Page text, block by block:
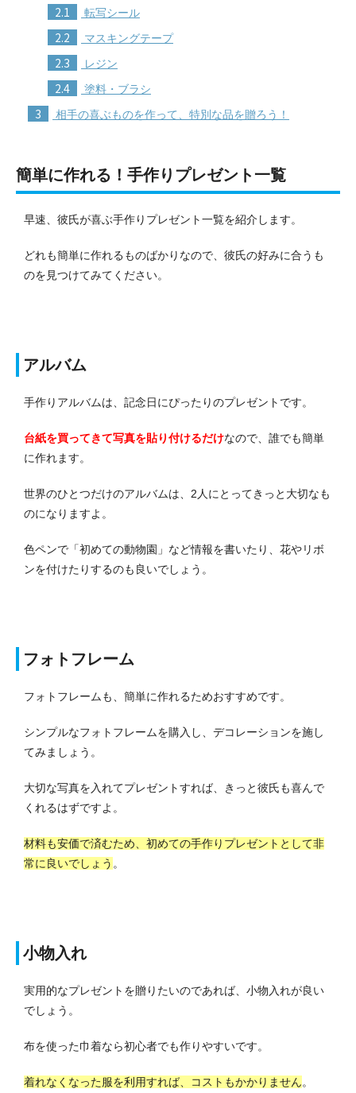
2.1 転写シール
2.2 マスキングテープ
2.3 レジン
2.4 塗料・ブラシ
3 相手の喜ぶものを作って、特別な品を贈ろう！
簡単に作れる！手作りプレゼント一覧
早速、彼氏が喜ぶ手作りプレゼント一覧を紹介します。
どれも簡単に作れるものばかりなので、彼氏の好みに合うも
のを見つけてみてください。
アルバム
手作りアルバムは、記念日にぴったりのプレゼントです。
台紙を買ってきて写真を貼り付けるだけなので、誰でも簡単
に作れます。
世界のひとつだけのアルバムは、2人にとってきっと大切なも
のになりますよ。
色ペンで「初めての動物園」など情報を書いたり、花やリボ
ンを付けたりするのも良いでしょう。
フォトフレーム
フォトフレームも、簡単に作れるためおすすめです。
シンプルなフォトフレームを購入し、デコレーションを施し
てみましょう。
大切な写真を入れてプレゼントすれば、きっと彼氏も喜んで
くれるはずですよ。
材料も安価で済むため、初めての手作りプレゼントとして非
常に良いでしょう 。
小物入れ
実用的なプレゼントを贈りたいのであれば、小物入れが良い
でしょう。
布を使った巾着なら初心者でも作りやすいです。
着れなくなった服を利用すれば、コストもかかりません。